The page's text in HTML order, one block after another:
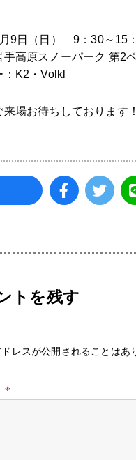
月9日（日） 9：30～15
手高原スノーパーク 第2
：K2・Volkl
来場お待ちしております！
トを残す
ドレスが公開されることはあ
※